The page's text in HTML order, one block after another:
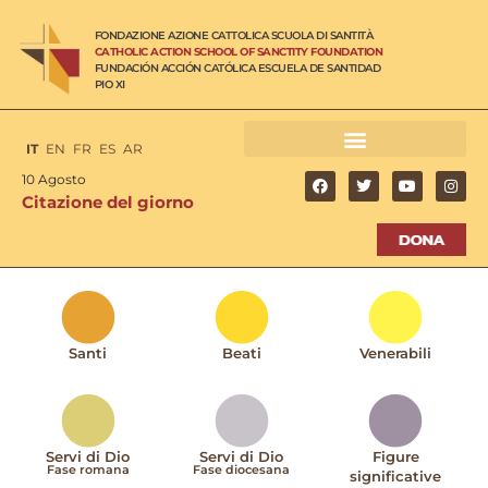
FONDAZIONE AZIONE CATTOLICA SCUOLA DI SANTITÀ
CATHOLIC ACTION SCHOOL OF SANCTITY FOUNDATION
FUNDACIÓN ACCIÓN CATÓLICA ESCUELA DE SANTIDAD
PIO XI
IT EN FR ES AR
10 Agosto
Citazione del giorno
Santi Beati Venerabili
Servi di Dio
Fase romana
Servi di Dio
Fase diocesana
Figure
significative